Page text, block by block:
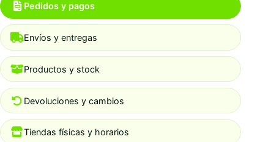
Pedidos y pagos
Envíos y entregas
Productos y stock
Devoluciones y cambios
Tiendas físicas y horarios